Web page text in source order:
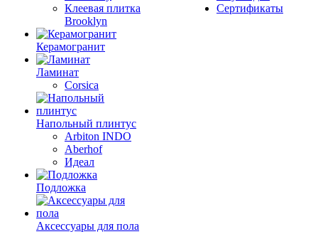
Клеевая плитка
Brooklyn
Керамогранит
Ламинат
Corsica
Напольный плинтус
Arbiton INDO
Aberhof
Идеал
Подложка
Аксессуары для пола
Сертификаты